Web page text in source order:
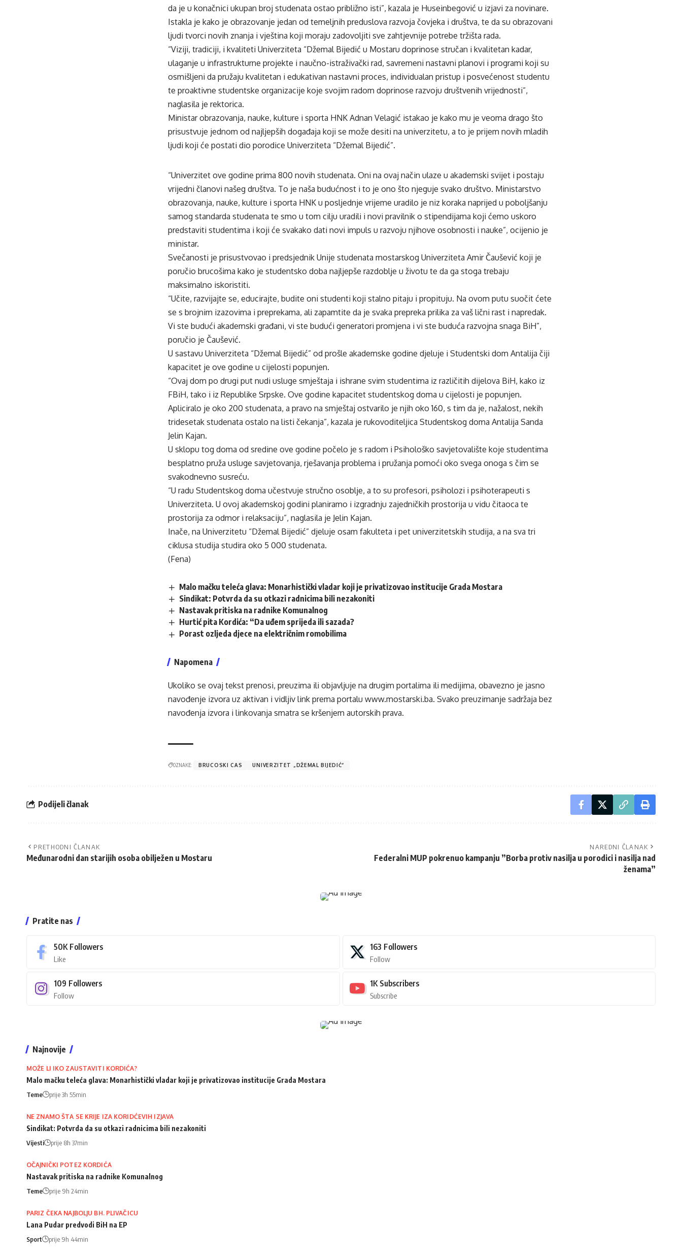
da je u konačnici ukupan broj studenata ostao približno isti”, kazala je Huseinbegović u izjavi za novinare.
Istakla je kako je obrazovanje jedan od temeljnih preduslova razvoja čovjeka i društva, te da su obrazovani
ljudi tvorci novih znanja i vještina koji moraju zadovoljiti sve zahtjevnije potrebe tržišta rada.
“Viziji, tradiciji, i kvaliteti Univerziteta “Džemal Bijedić u Mostaru doprinose stručan i kvalitetan kadar,
ulaganje u infrastrukturne projekte i naučno-istraživački rad, savremeni nastavni planovi i programi koji su
osmišljeni da pružaju kvalitetan i edukativan nastavni proces, individualan pristup i posvećenost studentu
te proaktivne studentske organizacije koje svojim radom doprinose razvoju društvenih vrijednosti”,
naglasila je rektorica.
Ministar obrazovanja, nauke, kulture i sporta HNK Adnan Velagić istakao je kako mu je veoma drago što
prisustvuje jednom od najljepših događaja koji se može desiti na univerzitetu, a to je prijem novih mladih
ljudi koji će postati dio porodice Univerziteta “Džemal Bijedić”.
“Univerzitet ove godine prima 800 novih studenata. Oni na ovaj način ulaze u akademski svijet i postaju
vrijedni članovi našeg društva. To je naša budućnost i to je ono što njeguje svako društvo. Ministarstvo
obrazovanja, nauke, kulture i sporta HNK u posljednje vrijeme uradilo je niz koraka naprijed u poboljšanju
samog standarda studenata te smo u tom cilju uradili i novi pravilnik o stipendijama koji ćemo uskoro
predstaviti studentima i koji će svakako dati novi impuls u razvoju njihove osobnosti i nauke”, ocijenio je
ministar.
Svečanosti je prisustvovao i predsjednik Unije studenata mostarskog Univerziteta Amir Čaušević koji je
poručio brucošima kako je studentsko doba najljepše razdoblje u životu te da ga stoga trebaju
maksimalno iskoristiti.
“Učite, razvijajte se, educirajte, budite oni studenti koji stalno pitaju i propituju. Na ovom putu suočit ćete
se s brojnim izazovima i preprekama, ali zapamtite da je svaka prepreka prilika za vaš lični rast i napredak.
Vi ste budući akademski građani, vi ste budući generatori promjena i vi ste buduća razvojna snaga BiH”,
poručio je Čaušević.
U sastavu Univerziteta “Džemal Bijedić” od prošle akademske godine djeluje i Studentski dom Antalija čiji
kapacitet je ove godine u cijelosti popunjen.
“Ovaj dom po drugi put nudi usluge smještaja i ishrane svim studentima iz različitih dijelova BiH, kako iz
FBiH, tako i iz Republike Srpske. Ove godine kapacitet studentskog doma u cijelosti je popunjen.
Apliciralo je oko 200 studenata, a pravo na smještaj ostvarilo je njih oko 160, s tim da je, nažalost, nekih
tridesetak studenata ostalo na listi čekanja”, kazala je rukovoditeljica Studentskog doma Antalija Sanda
Jelin Kajan.
U sklopu tog doma od sredine ove godine počelo je s radom i Psihološko savjetovalište koje studentima
besplatno pruža usluge savjetovanja, rješavanja problema i pružanja pomoći oko svega onoga s čim se
svakodnevno susreću.
“U radu Studentskog doma učestvuje stručno osoblje, a to su profesori, psiholozi i psihoterapeuti s
Univerziteta. U ovoj akademskoj godini planiramo i izgradnju zajedničkih prostorija u vidu čitaoca te
prostorija za odmor i relaksaciju”, naglasila je Jelin Kajan.
Inače, na Univerzitetu “Džemal Bijedić” djeluje osam fakulteta i pet univerzitetskih studija, a na sva tri
ciklusa studija studira oko 5 000 studenata.
(Fena)
Malo mačku teleća glava: Monarhistički vladar koji je privatizovao institucije Grada Mostara
Sindikat: Potvrda da su otkazi radnicima bili nezakoniti
Nastavak pritiska na radnike Komunalnog
Hurtić pita Kordića: “Da uđem sprijeda ili sazada?
Porast ozljeda djece na električnim romobilima
Napomena
Ukoliko se ovaj tekst prenosi, preuzima ili objavljuje na drugim portalima ili medijima, obavezno je jasno
navođenje izvora uz aktivan i vidljiv link prema portalu www.mostarski.ba. Svako preuzimanje sadržaja bez
navođenja izvora i linkovanja smatra se kršenjem autorskih prava.
OZNAKE: BRUCOSKI CAS UNIVERZITET „DŽEMAL BIJEDIĆ“
Podijeli članak
PRETHODNI ČLANAK
Međunarodni dan starijih osoba obilježen u Mostaru
NAREDNI ČLANAK
Federalni MUP pokrenuo kampanju ”Borba protiv nasilja u porodici i nasilja nad
ženama”
Pratite nas
50K Followers
Like
163 Followers
Follow
109 Followers
Follow
1K Subscribers
Subscribe
Najnovije
MOŽE LI IKO ZAUSTAVITI KORDIĆA?
Malo mačku teleća glava: Monarhistički vladar koji je privatizovao institucije Grada Mostara
Teme prije 3h 55min
NE ZNAMO ŠTA SE KRIJE IZA KORIDĆEVIH IZJAVA
Sindikat: Potvrda da su otkazi radnicima bili nezakoniti
Vijesti prije 8h 37min
OČAJNIČKI POTEZ KORDIĆA
Nastavak pritiska na radnike Komunalnog
Teme prije 9h 24min
PARIZ ČEKA NAJBOLJU BH. PLIVAČICU
Lana Pudar predvodi BiH na EP
Sport prije 9h 44min